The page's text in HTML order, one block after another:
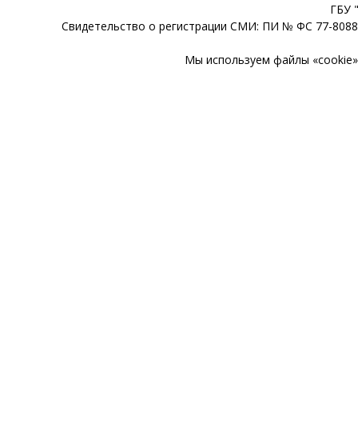
ГБУ
Свидетельство о регистрации СМИ: ПИ № ФС 77-
Мы используем файлы «cookie»